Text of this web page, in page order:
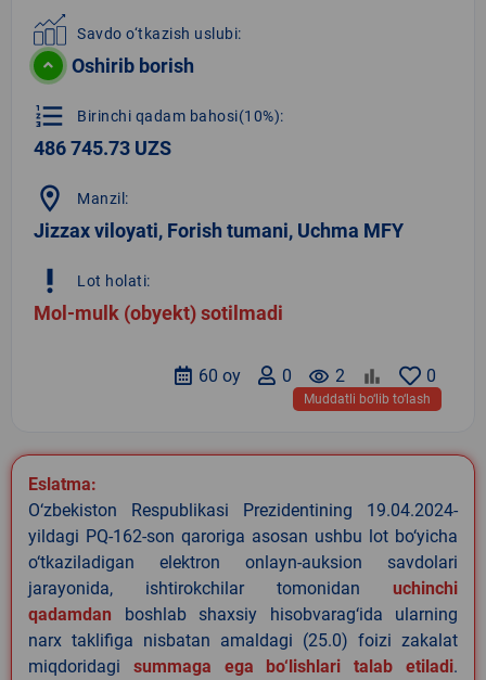
Savdo o‘tkazish uslubi:
Oshirib borish
format_list_numbered Birinchi qadam bahosi(10%):
486 745.73 UZS
location_on Manzil:
Jizzax viloyati, Forish tumani, Uchma MFY
priority_high Lot holati:
Mol-mulk (obyekt) sotilmadi
0
remove_red_eye 2
0
60 oy
Muddatli bo‘lib to‘lash
Eslatma:
O‘zbekiston Respublikasi Prezidentining 19.04.2024-
yildagi PQ-162-son qaroriga asosan ushbu lot bo‘yicha
o‘tkaziladigan elektron onlayn-auksion savdolari
jarayonida, ishtirokchilar tomonidan uchinchi
qadamdan boshlab shaxsiy hisobvarag‘ida ularning
narx taklifiga nisbatan amaldagi (25.0) foizi zakalat
miqdoridagi summaga ega bo‘lishlari talab etiladi.